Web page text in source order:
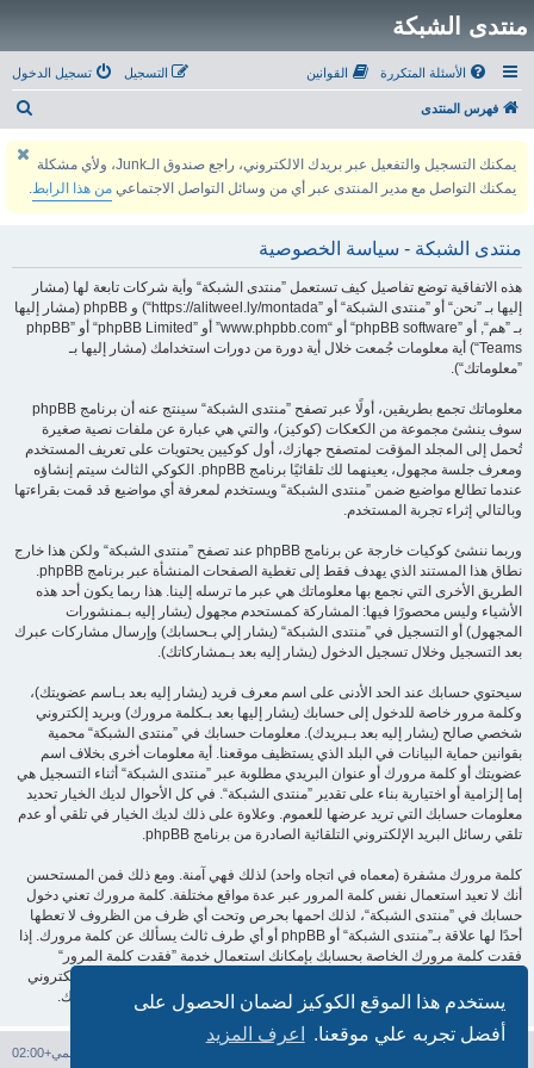
يستخدم هذا الموقع الكوكيز لضمان الحصول على
أفضل تجربه علي موقعنا.
اعرف المزيد
منتدى الشبكة
الأسئلة المتكررة القوانين تسجيل الدخول التسجيل
فهرس المنتدى
يمكنك التسجيل والتفعيل عبر بريدك الالكتروني، راجع صندوق الـJunk، ولأي مشكلة
يمكنك التواصل مع مدير المنتدى عبر أي من وسائل التواصل الاجتماعي من هذا الرابط.
منتدى الشبكة - سياسة الخصوصية
هذه الاتفاقية توضع تفاصيل كيف تستعمل ”منتدى الشبكة“ وأية شركات تابعة لها (مشار
إليها بـ ”نحن“ أو ”منتدى الشبكة“ أو ”https://alitweel.ly/montada“) و phpBB (مشار إليها
بـ ”هم“, أو ”phpBB software“ أو “www.phpbb.com” أو ”phpBB Limited“ أو ”phpBB
Teams“) أية معلومات جُمعت خلال أية دورة من دورات استخدامك (مشار إليها بـ
”معلوماتك“).
معلوماتك تجمع بطريقين، أولًا عبر تصفح ”منتدى الشبكة“ سينتج عنه أن برنامج phpBB
سوف ينشئ مجموعة من الكعكات (كوكيز)، والتي هي عبارة عن ملفات نصية صغيرة
تُحمل إلى المجلد المؤقت لمتصفح جهازك، أول كوكيين يحتويات على تعريف المستخدم
ومعرف جلسة مجهول، يعينهما لك تلقائيًا برنامج phpBB. الكوكي الثالث سيتم إنشاؤه
عندما تطالع مواضيع ضمن ”منتدى الشبكة“ ويستخدم لمعرفة أي مواضيع قد قمت بقراءتها
وبالتالي إثراء تجربة المستخدم.
وربما ننشئ كوكيات خارجة عن برنامج phpBB عند تصفح ”منتدى الشبكة“ ولكن هذا خارج
نطاق هذا المستند الذي يهدف فقط إلى تغطية الصفحات المنشأة عبر برنامج phpBB.
الطريق الأخرى التي نجمع بها معلوماتك هي عبر ما ترسله إلينا. هذا ربما يكون أحد هذه
الأشياء وليس محصورًا فيها: المشاركة كمستحدم مجهول (يشار إليه بـمنشورات
المجهول) أو التسجيل في ”منتدى الشبكة“ (يشار إلي بـحسابك) وإرسال مشاركات عبرك
بعد التسجيل وخلال تسجيل الدخول (يشار إليه بعد بـمشاركاتك).
سيحتوي حسابك عند الحد الأدنى على اسم معرف فريد (يشار إليه بعد بـاسم عضويتك)،
وكلمة مرور خاصة للدخول إلى حسابك (يشار إليها بعد بـكلمة مرورك) وبريد إلكتروني
شخصي صالح (يشار إليه بعد بـبريدك). معلومات حسابك في ”منتدى الشبكة“ محمية
بقوانين حماية البيانات في البلد الذي يستظيف موقعنا. أية معلومات أخرى بخلاف اسم
عضويتك أو كلمة مرورك أو عنوان البريدي مطلوبة عبر ”منتدى الشبكة“ أثناء التسجيل هي
إما إلزامية أو اختيارية بناء على تقدير ”منتدى الشبكة“. في كل الأحوال لديك الخيار تحديد
معلومات حسابك التي تريد عرضها للعموم. وعلاوة على ذلك لديك الخيار في تلقي أو عدم
تلقي رسائل البريد الإلكتروني التلقائية الصادرة من برنامج phpBB.
كلمة مرورك مشفرة (معماه في اتجاه واحد) لذلك فهي آمنة. ومع ذلك فمن المستحسن
أنك لا تعيد استعمال نفس كلمة المرور عبر عدة مواقع مختلفة. كلمة مرورك تعني دخول
حسابك في ”منتدى الشبكة“، لذلك احمها بحرص وتحت أي ظرف من الظروف لا تعطها
أحدًا لها علاقة بـ”منتدى الشبكة“ أو phpBB أو أي طرف ثالث يسألك عن كلمة مرورك. إذا
فقدت كلمة مرورك الخاصة بحسابك بإمكانك استعمال خدمة ”فقدت كلمة المرور“
المقدمة من برنامج phpBB. هذه العملية ستسألك عن اسم عضويتك وبريدك الإلكتروني
وبعد ذلك برنامج phpBB سينشئ لك كلمة مرور جديدة لكي تدخل بها إلى حسابك.
التوقيت العالمي+02:00